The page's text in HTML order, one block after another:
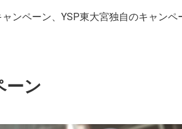
ンペーン、YSP東大宮独自のキャン
ーン